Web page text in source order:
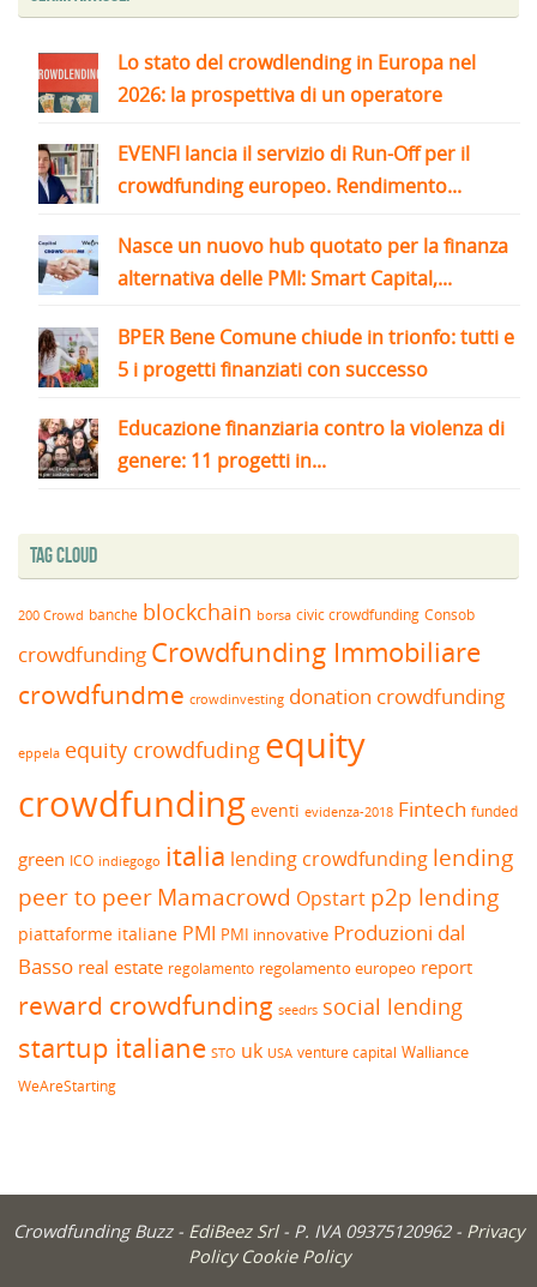
Lo stato del crowdlending in Europa nel
2026: la prospettiva di un operatore
EVENFI lancia il servizio di Run-Off per il
crowdfunding europeo. Rendimento...
Nasce un nuovo hub quotato per la finanza
alternativa delle PMI: Smart Capital,...
BPER Bene Comune chiude in trionfo: tutti e
5 i progetti finanziati con successo
Educazione finanziaria contro la violenza di
genere: 11 progetti in...
Tag Cloud
200 Crowd banche blockchain borsa civic crowdfunding Consob
crowdfunding Crowdfunding Immobiliare
crowdfundme crowdinvesting donation crowdfunding
eppela equity crowdfuding equity
crowdfunding eventi evidenza-2018 Fintech funded
green ICO indiegogo italia lending crowdfunding lending
peer to peerMamacrowd Opstart p2p lending
piattaforme italiane PMI PMI innovative Produzioni dal
Basso real estate regolamento regolamento europeo report
reward crowdfunding seedrs social lending
startup italiane STO uk USA venture capital Walliance
WeAreStarting
Crowdfunding Buzz - EdiBeez Srl - P. IVA 09375120962 - Privacy
Policy Cookie Policy